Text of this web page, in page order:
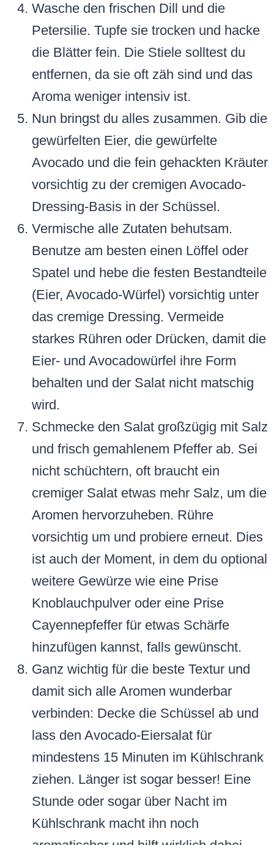
Wasche den frischen Dill und die
Petersilie. Tupfe sie trocken und hacke
die Blätter fein. Die Stiele solltest du
entfernen, da sie oft zäh sind und das
Aroma weniger intensiv ist.
Nun bringst du alles zusammen. Gib die
gewürfelten Eier, die gewürfelte
Avocado und die fein gehackten Kräuter
vorsichtig zu der cremigen Avocado-
Dressing-Basis in der Schüssel.
Vermische alle Zutaten behutsam.
Benutze am besten einen Löffel oder
Spatel und hebe die festen Bestandteile
(Eier, Avocado-Würfel) vorsichtig unter
das cremige Dressing. Vermeide
starkes Rühren oder Drücken, damit die
Eier- und Avocadowürfel ihre Form
behalten und der Salat nicht matschig
wird.
Schmecke den Salat großzügig mit Salz
und frisch gemahlenem Pfeffer ab. Sei
nicht schüchtern, oft braucht ein
cremiger Salat etwas mehr Salz, um die
Aromen hervorzuheben. Rühre
vorsichtig um und probiere erneut. Dies
ist auch der Moment, in dem du optional
weitere Gewürze wie eine Prise
Knoblauchpulver oder eine Prise
Cayennepfeffer für etwas Schärfe
hinzufügen kannst, falls gewünscht.
Ganz wichtig für die beste Textur und
damit sich alle Aromen wunderbar
verbinden: Decke die Schüssel ab und
lass den Avocado-Eiersalat für
mindestens 15 Minuten im Kühlschrank
ziehen. Länger ist sogar besser! Eine
Stunde oder sogar über Nacht im
Kühlschrank macht ihn noch